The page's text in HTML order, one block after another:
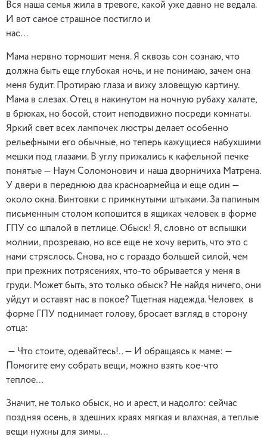
Вся наша семья жила в тревоге, какой уже давно не ведала.
И вот самое страшное постигло и
нас…
Мама нервно тормошит меня. Я сквозь сон сознаю, что
должна быть еще глубокая ночь, и не понимаю, зачем она
меня будит. Протираю глаза и вижу зловещую картину.
Мама в слезах. Отец в накинутом на ночную рубаху халате,
в брюках, но босой, стоит неподвижно посреди комнаты.
Яркий свет всех лампочек люстры делает особенно
рельефными его обычные, но теперь кажущиеся набухшими
мешки под глазами. В углу прижались к кафельной печке
понятые — Наум Соломонович и наша дворничиха Матрена.
У двери в переднюю два красноармейца и еще один —
около окна. Винтовки с примкнутыми штыками. За папиным
письменным столом копошится в ящиках человек в форме
ГПУ со шпалой в петлице. Обыск! Я, словно от вспышки
молнии, прозреваю, но все еще не хочу верить, что это с
нами стряслось. Снова, но с гораздо большей силой, чем
при прежних потрясениях, что-то обрывается у меня в
груди. Может быть, это только обыск? Не найдя ничего, они
уйдут и оставят нас в покое? Тщетная надежда. Человек в
форме ГПУ поднимает голову, бросает взгляд в сторону
отца:
— Что стоите, одевайтесь!.. — И обращаясь к маме: —
Помогите ему собрать вещи, можно взять кое-что
теплое…
Значит, не только обыск, но и арест, и надолго: сейчас
поздняя осень, в здешних краях мягкая и влажная, а теплые
вещи нужны для зимы…